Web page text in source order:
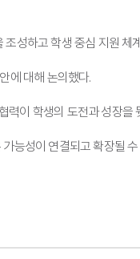
성하고 학생 중심 지원 체
에 대해 논의했다.
이 학생의 도전과 성장
능성이 연결되고 확장될